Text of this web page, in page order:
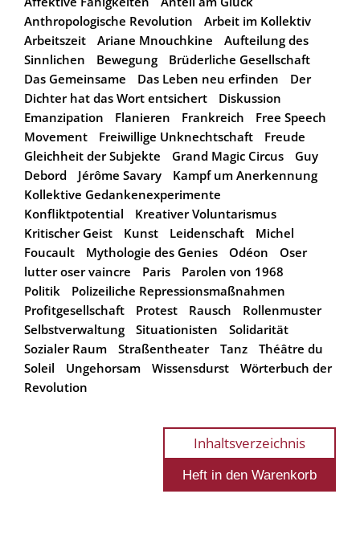
Anthropologische Revolution
Arbeit im Kollektiv
Arbeitszeit
Ariane Mnouchkine
Aufteilung des
Sinnlichen
Bewegung
Brüderliche Gesellschaft
Das Gemeinsame
Das Leben neu erfinden
Der
Dichter hat das Wort entsichert
Diskussion
Emanzipation
Flanieren Frankreich
Free Speech
Movement
Freiwillige Unknechtschaft
Freude
Gleichheit der Subjekte
Grand Magic Circus
Guy
Debord
Jérôme Savary
Kampf um Anerkennung
Kollektive Gedankenexperimente
Konfliktpotential
Kreativer Voluntarismus
Kritischer Geist
Kunst Leidenschaft
Michel
Foucault
Mythologie des Genies Odéon
Oser
lutter oser vaincre
Paris
Parolen von 1968
Politik
Polizeiliche Repressionsmaßnahmen
Profitgesellschaft
Protest Rausch
Rollenmuster
Selbstverwaltung
Situationisten
Solidarität
Sozialer Raum
Straßentheater Tanz
Théâtre du
Soleil
Ungehorsam Wissensdurst
Wörterbuch der
Revolution
Inhaltsverzeichnis